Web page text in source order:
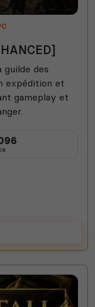
guilde des
expédition et
gameplay et